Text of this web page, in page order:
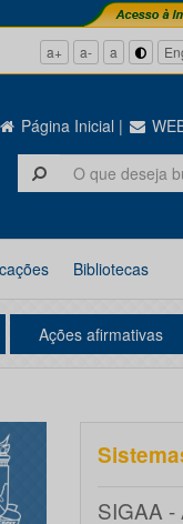
a+ a- a
Página Inicial |
Bibliotecas
Ações afirmativas
SIGAA -